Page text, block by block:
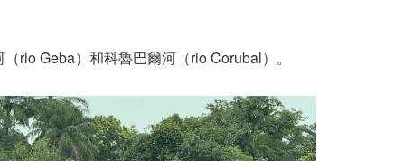
Geba）和科魯巴爾河（rio Corubal）。